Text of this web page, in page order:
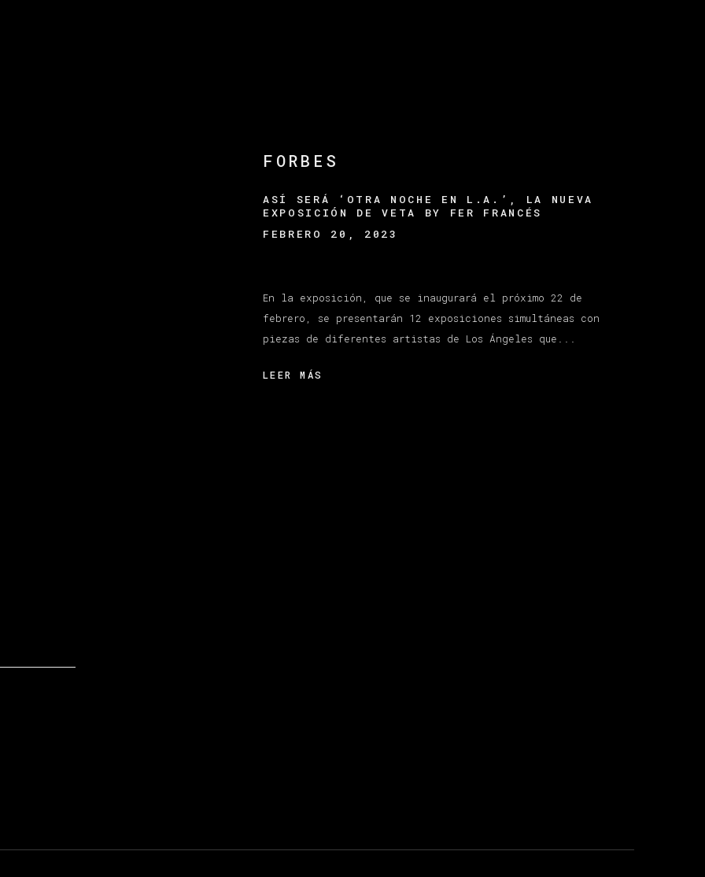
FORBES
ASÍ SERÁ ‘OTRA NOCHE EN L.A.’, LA NUEVA
EXPOSICIÓN DE VETA BY FER FRANCÉS
FEBRERO 20, 2023
En la exposición, que se inaugurará el próximo 22 de
febrero, se presentarán 12 exposiciones simultáneas con
piezas de diferentes artistas de Los Ángeles que...
LEER MÁS